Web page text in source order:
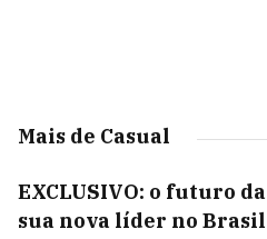
Mais de Casual
EXCLUSIVO: o futuro
sua nova líder no Brasil